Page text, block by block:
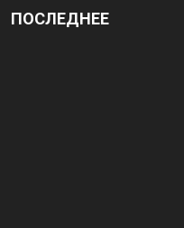
ПОСЛЕДНЕЕ